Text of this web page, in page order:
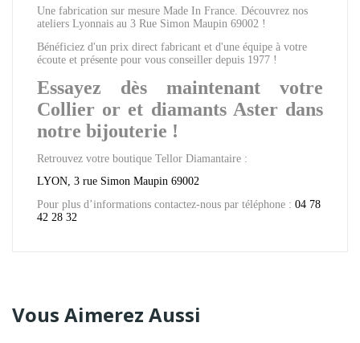
Une fabrication sur mesure Made In France. Découvrez nos
ateliers Lyonnais au 3 Rue Simon Maupin 69002 !
Bénéficiez d'un prix direct fabricant et d'une équipe à votre
écoute et présente pour vous conseiller depuis 1977 !
Essayez dès maintenant votre
Collier or et diamants Aster dans
notre bijouterie !
Retrouvez votre boutique Tellor Diamantaire :
LYON, 3 rue Simon Maupin 69002
Pour plus d’informations contactez-nous par téléphone : 04 78
42 28 32
Vous Aimerez Aussi